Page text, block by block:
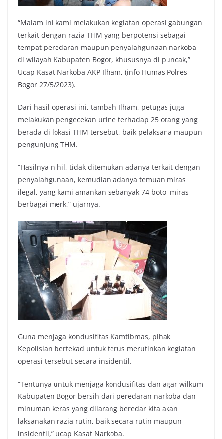
“Malam ini kami melakukan kegiatan operasi gabungan
terkait dengan razia THM yang berpotensi sebagai
tempat peredaran maupun penyalahgunaan narkoba
di wilayah Kabupaten Bogor, khususnya di puncak,”
Ucap Kasat Narkoba AKP Ilham, (info Humas Polres
Bogor 27/5/2023).
Dari hasil operasi ini, tambah Ilham, petugas juga
melakukan pengecekan urine terhadap 25 orang yang
berada di lokasi THM tersebut, baik pelaksana maupun
pengunjung THM.
“Hasilnya nihil, tidak ditemukan adanya terkait dengan
penyalahgunaan, kemudian adanya temuan miras
ilegal, yang kami amankan sebanyak 74 botol miras
berbagai merk,” ujarnya.
Guna menjaga kondusifitas Kamtibmas, pihak
Kepolisian bertekad untuk terus merutinkan kegiatan
operasi tersebut secara insidentil.
“Tentunya untuk menjaga kondusifitas dan agar wilkum
Kabupaten Bogor bersih dari peredaran narkoba dan
minuman keras yang dilarang beredar kita akan
laksanakan razia rutin, baik secara rutin maupun
insidentil,” ucap Kasat Narkoba.